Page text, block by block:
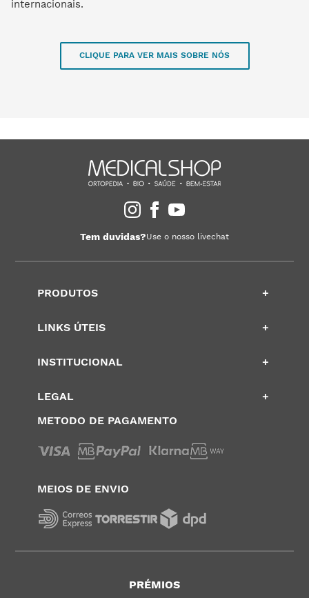
internacionais.
CLIQUE PARA VER MAIS SOBRE NÓS
Tem duvidas?Use o nosso livechat
PRODUTOS +
LINKS ÚTEIS +
INSTITUCIONAL +
LEGAL
+
METODO DE PAGAMENTO
MEIOS DE ENVIO
PRÉMIOS